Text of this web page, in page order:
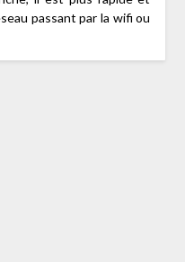
passant par la wifi ou